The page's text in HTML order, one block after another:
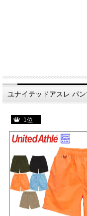
ユナイテッドアスレ パ
1位